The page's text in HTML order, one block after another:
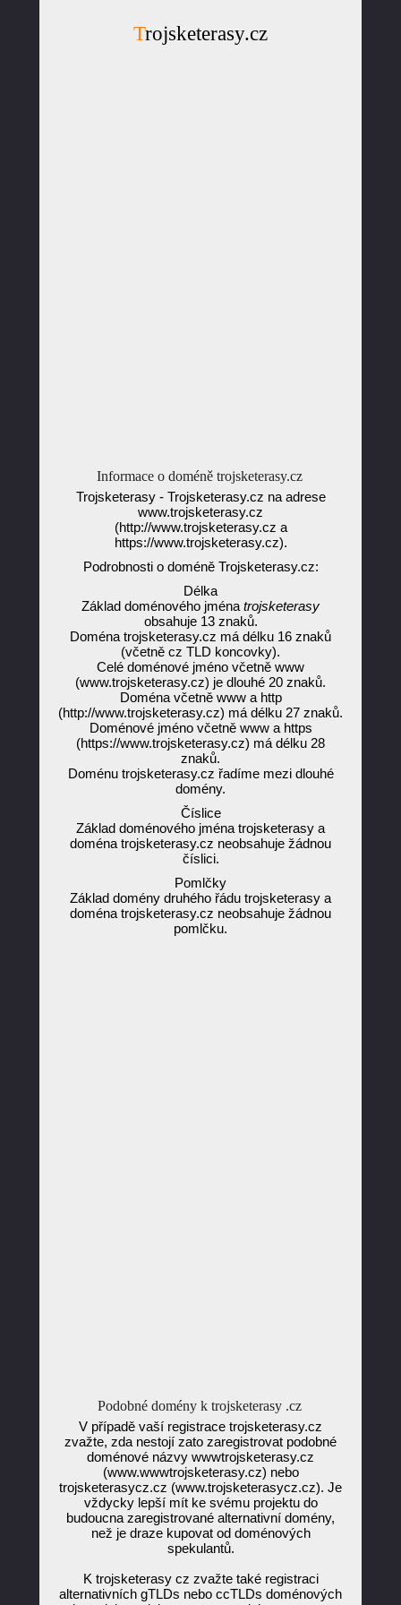
Trojsketerasy.cz
Informace o doméně trojsketerasy.cz
Trojsketerasy - Trojsketerasy.cz na adrese
www.trojsketerasy.cz
(http://www.trojsketerasy.cz a
https://www.trojsketerasy.cz).
Podrobnosti o doméně Trojsketerasy.cz:
Délka
Základ doménového jména trojsketerasy
obsahuje 13 znaků.
Doména trojsketerasy.cz má délku 16 znaků
(včetně cz TLD koncovky).
Celé doménové jméno včetně www
(www.trojsketerasy.cz) je dlouhé 20 znaků.
Doména včetně www a http
(http://www.trojsketerasy.cz) má délku 27 znaků.
Doménové jméno včetně www a https
(https://www.trojsketerasy.cz) má délku 28
znaků.
Doménu trojsketerasy.cz řadíme mezi dlouhé
domény.
Číslice
Základ doménového jména trojsketerasy a
doména trojsketerasy.cz neobsahuje žádnou
číslici.
Pomlčky
Základ domény druhého řádu trojsketerasy a
doména trojsketerasy.cz neobsahuje žádnou
pomlčku.
Podobné domény k trojsketerasy .cz
V případě vaší registrace trojsketerasy.cz
zvažte, zda nestojí zato zaregistrovat podobné
doménové názvy wwwtrojsketerasy.cz
(www.wwwtrojsketerasy.cz) nebo
trojsketerasycz.cz (www.trojsketerasycz.cz). Je
vždycky lepší mít ke svému projektu do
budoucna zaregistrované alternativní domény,
než je draze kupovat od doménových
spekulantů.
K trojsketerasy cz zvažte také registraci
alternativních gTLDs nebo ccTLDs doménových